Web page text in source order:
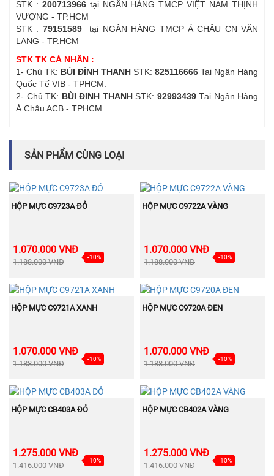
STK : 200713966tại NGÂN HÀNG TMCP VIỆT NAM THỊNH
VƯỢNG - TP.HCM
STK : 79151589tại NGÂN HÀNG TMCP Á CHÂU CN VĂN
LANG - TP.HCM
STK TK CÁ NHÂN :
1- Chủ TK: BÙI ĐÌNH THANH STK: 825116666 Tai Ngân Hàng
Quốc Tế VIB - TPHCM.
2- Chủ TK: BÙI ĐINH THANHSTK: 92993439Tại Ngân Hàng
Á Châu ACB - TPHCM.
SẢN PHẨM CÙNG LOẠI
BÁN
CHẠY
MUA NGAY
HỘP MỰC C9723A ĐỎ
1.070.000 VNĐ
1.188.000 VNĐ
-10%
BÁN
CHẠY
MUA NGAY
HỘP MỰC C9722A VÀNG
1.070.000 VNĐ
1.188.000 VNĐ
-10%
BÁN
CHẠY
MUA NGAY
HỘP MỰC C9721A XANH
1.070.000 VNĐ
1.188.000 VNĐ
-10%
BÁN
CHẠY
MUA NGAY
HỘP MỰC C9720A ĐEN
1.070.000 VNĐ
1.188.000 VNĐ
-10%
BÁN
CHẠY
MUA NGAY
HỘP MỰC CB403A ĐỎ
1.275.000 VNĐ
1.416.000 VNĐ
-10%
BÁN
CHẠY
MUA NGAY
HỘP MỰC CB402A VÀNG
1.275.000 VNĐ
1.416.000 VNĐ
-10%